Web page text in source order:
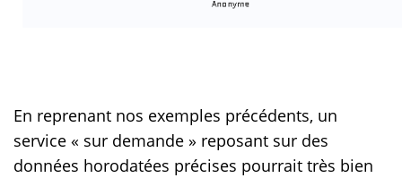
En reprenant nos exemples précédents, un
service « sur demande » reposant sur des
données horodatées précises pourrait très bien